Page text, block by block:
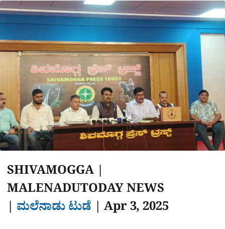
p
p
o
k
a
m
a
r
SHIVAMOGGA |
MALENADUTODAY NEWS
| ಮಲೆನಾಡು ಟುಡೆ |‌‌ Apr 3, 2025